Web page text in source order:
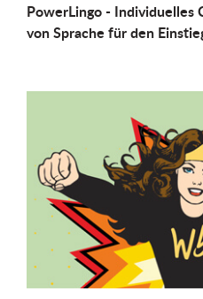
PowerLingo - Individuelles
von Sprache für den